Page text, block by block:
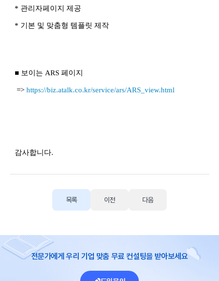
* 관리자페이지 제공
* 기본 및 맞춤형 템플릿 제작
■ 보이는 ARS 페이지
=> https://biz.atalk.co.kr/service/ars/ARS_view.html
감사합니다.
목록 이전 다음
전문가에게 우리 기업 맞춤 무료 컨설팅을 받아보세요